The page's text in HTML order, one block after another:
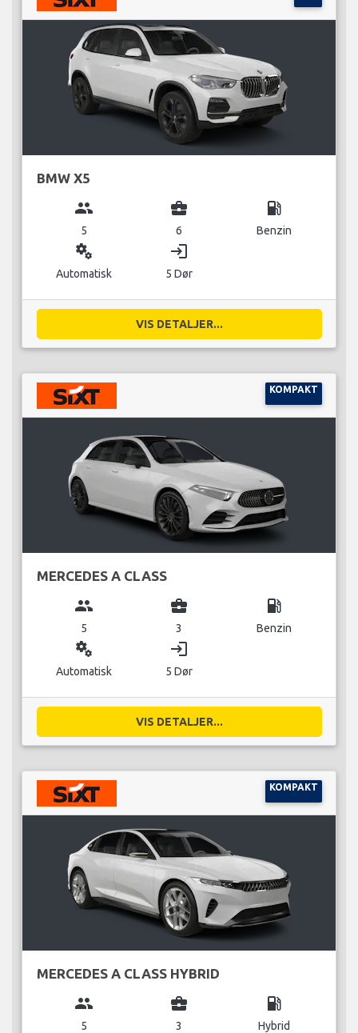
BMW X5
group
5
business_center
6
local_gas_station
Benzin
miscellaneous_services
Automatisk
login
5 Dør
VIS DETALJER...
KOMPAKT
MERCEDES A CLASS
group
5
business_center
3
local_gas_station
Benzin
miscellaneous_services
Automatisk
login
5 Dør
VIS DETALJER...
KOMPAKT
MERCEDES A CLASS HYBRID
group
5
business_center
3
local_gas_station
Hybrid